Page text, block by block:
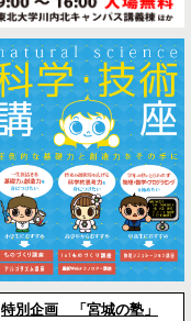
特別企画 「宮城の塾」